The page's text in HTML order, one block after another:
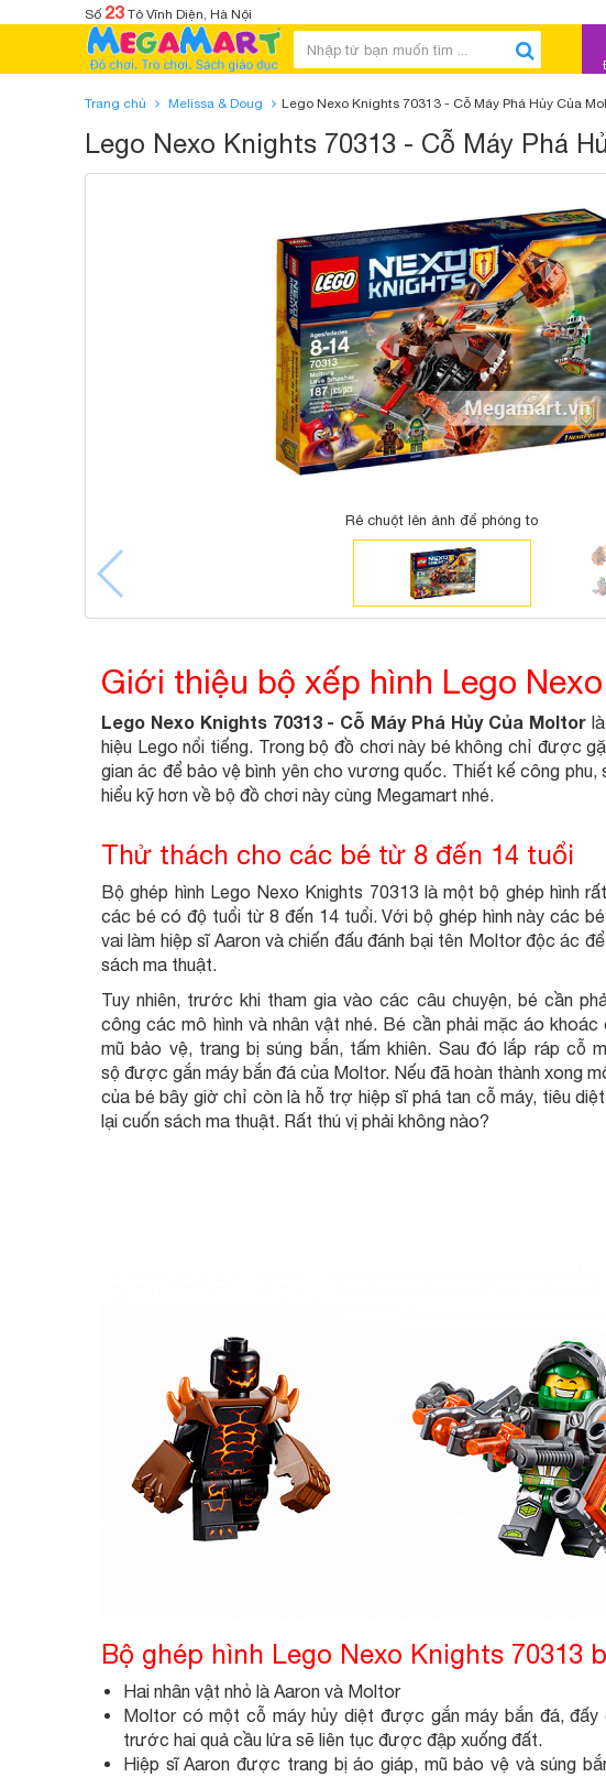
Số 23 Tô Vĩnh Diện, Hà Nội
Trang chủ Melissa & Doug Lego Nexo Knights 70313 - Cỗ Máy Phá Hủy Của
Lego Nexo Knights 70313 - Cỗ Máy Phá
Rê chuột lên ảnh để phóng to
Giới thiệu bộ xếp hình Lego
Lego Nexo Knights 70313 - Cỗ Máy Phá Hủy Của Moltorlà
hiệu Lego nổi tiếng. Trong bộ đồ chơi này bé không chỉ được
gian ác để bảo vệ bình yên cho vương quốc. Thiết kế công
hiểu kỹ hơn về bộ đồ chơi này cùng Megamart nhé.
Thử thách cho các bé từ 8 đến 14 tuổi
Bộ ghép hình Lego Nexo Knights 70313 là một bộ ghép hình
các bé có độ tuổi từ 8 đến 14 tuổi. Với bộ ghép hình này các
vai làm hiệp sĩ Aaron và chiến đấu đánh bại tên Moltor độc ác
sách ma thuật.
Tuy nhiên, trước khi tham gia vào các câu chuyện, bé cần
công các mô hình và nhân vật nhé. Bé cần phải mặc áo khoác
mũ bảo vệ, trang bị súng bắn, tấm khiên. Sau đó lắp ráp cỗ
sộ được gắn máy bắn đá của Moltor. Nếu đã hoàn thành xong
của bé bây giờ chỉ còn là hỗ trợ hiệp sĩ phá tan cỗ máy, tiêu
lại cuốn sách ma thuật. Rất thú vị phải không nào?
Bộ ghép hình Lego Nexo Knights 70313
Hai nhân vật nhỏ là Aaron và Moltor
Moltor có một cỗ máy hủy diệt được gắn máy bắn đá, đấy
trước hai quả cầu lửa sẽ liên tục được đập xuống đất.
Hiệp sĩ Aaron được trang bị áo giáp, mũ bảo vệ và súng